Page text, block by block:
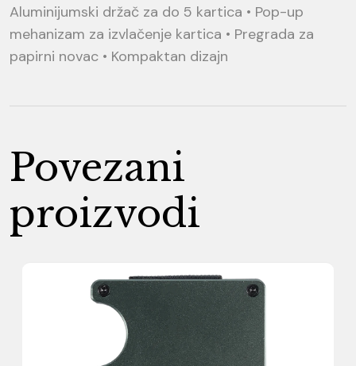
Aluminijumski držač za do 5 kartica • Pop-up
mehanizam za izvlačenje kartica • Pregrada za
papirni novac • Kompaktan dizajn
Povezani
proizvodi